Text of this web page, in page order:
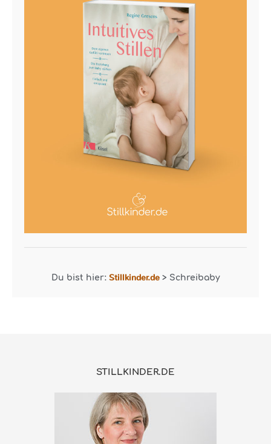
Du bist hier: Stillkinder.de> Schreibaby
STILLKINDER.DE